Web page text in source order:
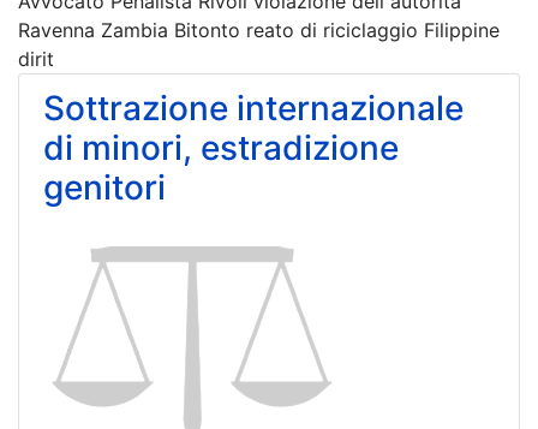
Ravenna Zambia Bitonto reato di riciclaggio Filippine
dirit
Sottrazione internazionale
di minori, estradizione
genitori